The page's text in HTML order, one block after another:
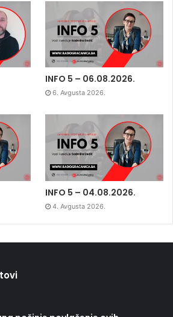
INFO 5 – 06.08.2026.
6. Avgusta 2026.
INFO 5 – 04.08.2026.
4. Avgusta 2026.